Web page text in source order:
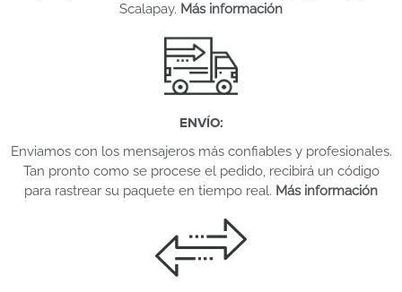
Scalapay. Más información
ENVÍO:
Enviamos con los mensajeros más confiables y profesionales.
Tan pronto como se procese el pedido, recibirá un código
para rastrear su paquete en tiempo real. Más información